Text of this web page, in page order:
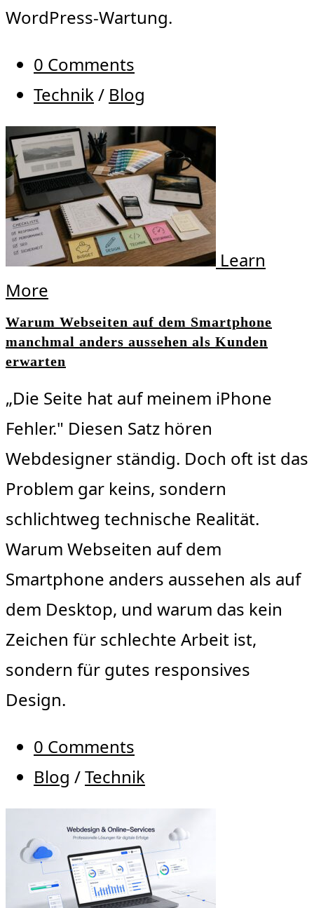
WordPress-Wartung.
0 Comments
Technik/ Blog
Learn
More
Warum Webseiten auf dem Smartphone
manchmal anders aussehen als Kunden
erwarten
„Die Seite hat auf meinem iPhone
Fehler." Diesen Satz hören
Webdesigner ständig. Doch oft ist das
Problem gar keins, sondern
schlichtweg technische Realität.
Warum Webseiten auf dem
Smartphone anders aussehen als auf
dem Desktop, und warum das kein
Zeichen für schlechte Arbeit ist,
sondern für gutes responsives
Design.
0 Comments
Blog /Technik